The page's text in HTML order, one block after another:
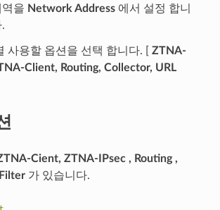
역을 Network Address에서 설정 합니
사용할 옵션을 선택 합니다. [ ZTNA-
Client, Routing, Collector, URL
Cient, ZTNA-IPsec , Routing ,
가 있습니다.